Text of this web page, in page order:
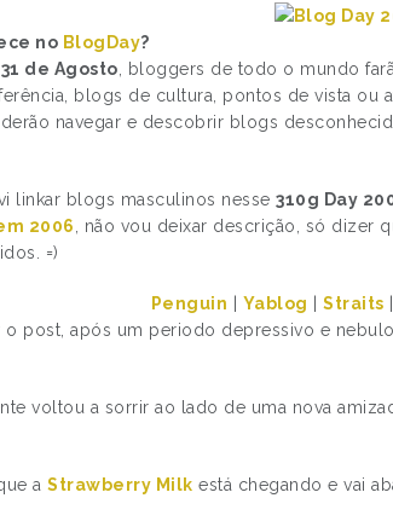
no BlogDay?
31 de Agosto , bloggers de todo o mundo
blogs de cultura, pontos de vista ou
navegar e descobrir blogs
linkar blogs masculinos nesse310g Day
2006
, não vou deixar descrição, só dizer
=)
Penguin Yablog |Straits
o post, após um periodo depressivo e
voltou a sorrir ao lado de uma nova
aStrawberry Milk está chegando e vai